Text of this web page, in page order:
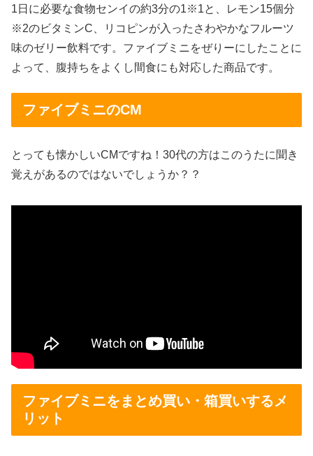
1日に必要な食物センイの約3分の1※1と、レモン15個分
※2のビタミンC、リコピンが入ったさわやかなフルーツ
味のゼリー飲料です。ファイブミニをぜりーにしたことに
よって、腹持ちをよくし間食にも対応した商品です。
ファイブミニのCM
とっても懐かしいCMですね！30代の方はこのうたに聞き
覚えがあるのではないでしょうか？？
ファイブミニをまとめ買い・箱買いするメ
リット